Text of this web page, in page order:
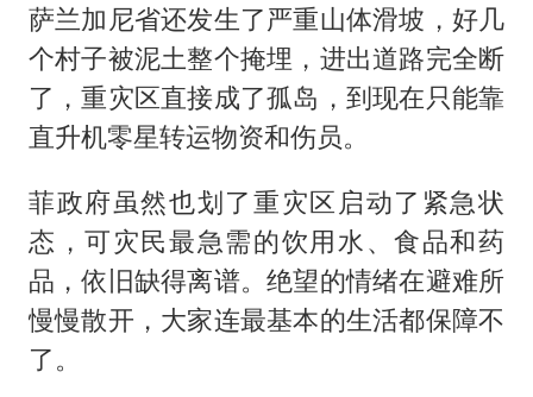
萨兰加尼省还发生了严重山体滑坡，好几
个村子被泥土整个掩埋，进出道路完全断
了，重灾区直接成了孤岛，到现在只能靠
直升机零星转运物资和伤员。
菲政府虽然也划了重灾区启动了紧急状
态，可灾民最急需的饮用水、食品和药
品，依旧缺得离谱。绝望的情绪在避难所
慢慢散开，大家连最基本的生活都保障不
了。